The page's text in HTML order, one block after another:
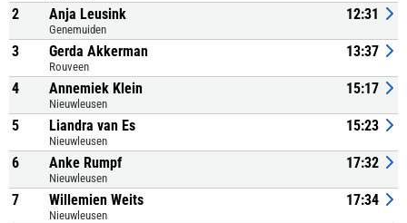
2 Anja Leusink
Genemuiden
12:31
3 Gerda Akkerman
Rouveen
13:37
4 Annemiek Klein
Nieuwleusen
15:17
5 Liandra van Es
Nieuwleusen
15:23
6 Anke Rumpf
Nieuwleusen
17:32
7 Willemien Weits
Nieuwleusen
17:34